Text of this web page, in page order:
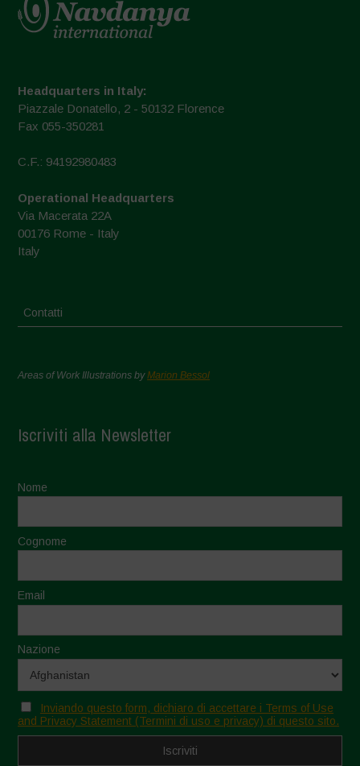
Headquarters in Italy:
Piazzale Donatello, 2 - 50132 Florence
Fax 055-350281
C.F.: 94192980483
Operational Headquarters
Via Macerata 22A
00176 Rome - Italy
Italy
Contatti
Areas of Work Illustrations byMarion Bessol
Iscriviti alla Newsletter
Nome
Cognome
Email
Nazione
Inviando questo form, dichiaro di accettare i Terms of Use
and Privacy Statement (Termini di uso e privacy) di questo sito.